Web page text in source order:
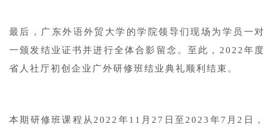
最后，广东外语外贸大学的学院领导们现场为学员一对
一颁发结业证书并进行全体合影留念。至此，2022年度
省人社厅初创企业广外研修班结业典礼顺利结束。
本期研修班课程从2022年11月27日至2023年7月2日，